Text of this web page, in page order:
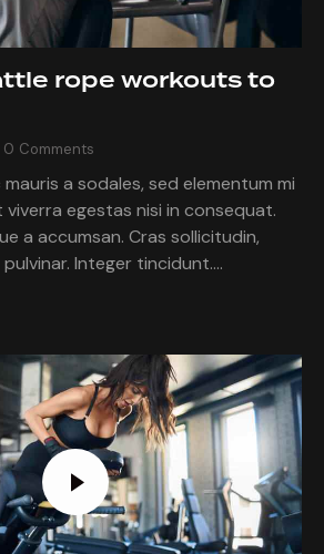
rope workouts to
0 Comments
a sodales, sed elementum mi
egestas nisi in consequat.
a accumsan. Cras sollicitudin,
Integer tincidunt.…